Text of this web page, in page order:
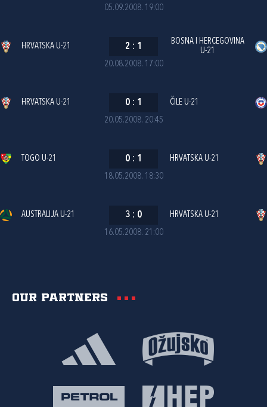
05.09.2008. 19:00
20.08.2008. 17:00
HRVATSKA U-21 2 : 1
BOSNA I HERCEGOVINA
U-21
20.05.2008. 20:45
HRVATSKA U-21 0 : 1 ČILE U-21
18.05.2008. 18:30
TOGO U-21 0 : 1 HRVATSKA U-21
16.05.2008. 21:00
AUSTRALIJA U-21 3 : 0 HRVATSKA U-21
Our partners